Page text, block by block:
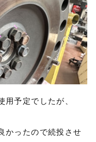
予定でしたが、
かったので続投させ